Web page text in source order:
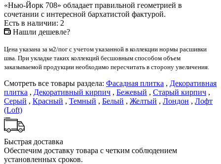
«Нью-Йорк 708» обладает правильной геометрией в
сочетании с интересной бархатистой фактурой.
Есть в наличии: 2
Нашли дешевле?
Цена указана за м2/пог с учетом указанной в коллекции нормы расшивки
шва. При укладке таких коллекций бесшовным способом объем
заказываемой продукции необходимо пересчитать в сторону увеличения.
Смотреть все товары раздела: Фасадная плитка , Декоративная
плитка , Декоративный кирпич , Бежевый , Старый кирпич ,
Серый , Красный , Темный , Белый , Желтый , Лондон , Лофт
(Loft)
Быстрая доставка
Обеспечим доставку товара с четким соблюдением
установленных сроков.